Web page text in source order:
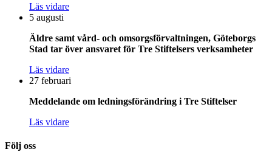
Läs vidare
5 augusti
Äldre samt vård- och omsorgsförvaltningen, Göteborgs
Stad tar över ansvaret för Tre Stiftelsers verksamheter
Läs vidare
27 februari
Meddelande om ledningsförändring i Tre Stiftelser
Läs vidare
Följ oss